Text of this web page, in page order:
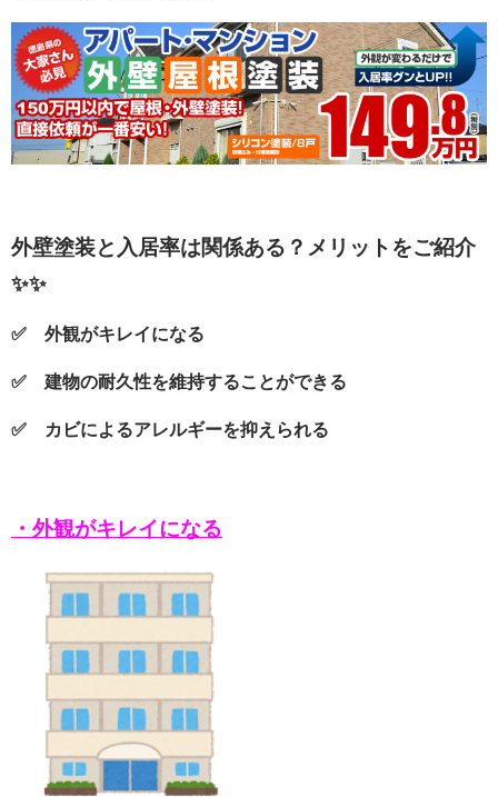
外壁塗装と入居率は関係ある？メリットをご紹介
✨✨
✅ 外観がキレイになる
✅ 建物の耐久性を維持することができる
✅ カビによるアレルギーを抑えられる
・外観がキレイになる